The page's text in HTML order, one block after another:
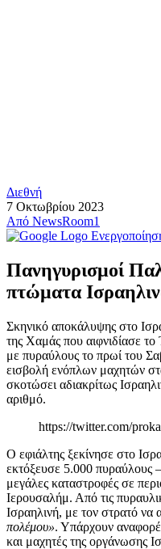
Διεθνή
7 Οκτωβρίου 2023
Από NewsRoom1
Πανηγυρισμοί
πτώματα
Σκηνικό αποκάλυψης στο
της Χαμάς που αιφνιδίασε
με πυραύλους το πρωί του
εισβολή ενόπλων μαχητών
σκοτώσει αδιακρίτως
αριθμό.
https://twitter.com/
Ο εφιάλτης ξεκίνησε στο
εκτόξευσε 5.000 πυραύλους
μεγάλες καταστροφές σε
Ιερουσαλήμ. Από τις
Ισραηλινή, με τον στρατό να
πολέμου». Υπάρχουν
και μαχητές της οργάνωσης